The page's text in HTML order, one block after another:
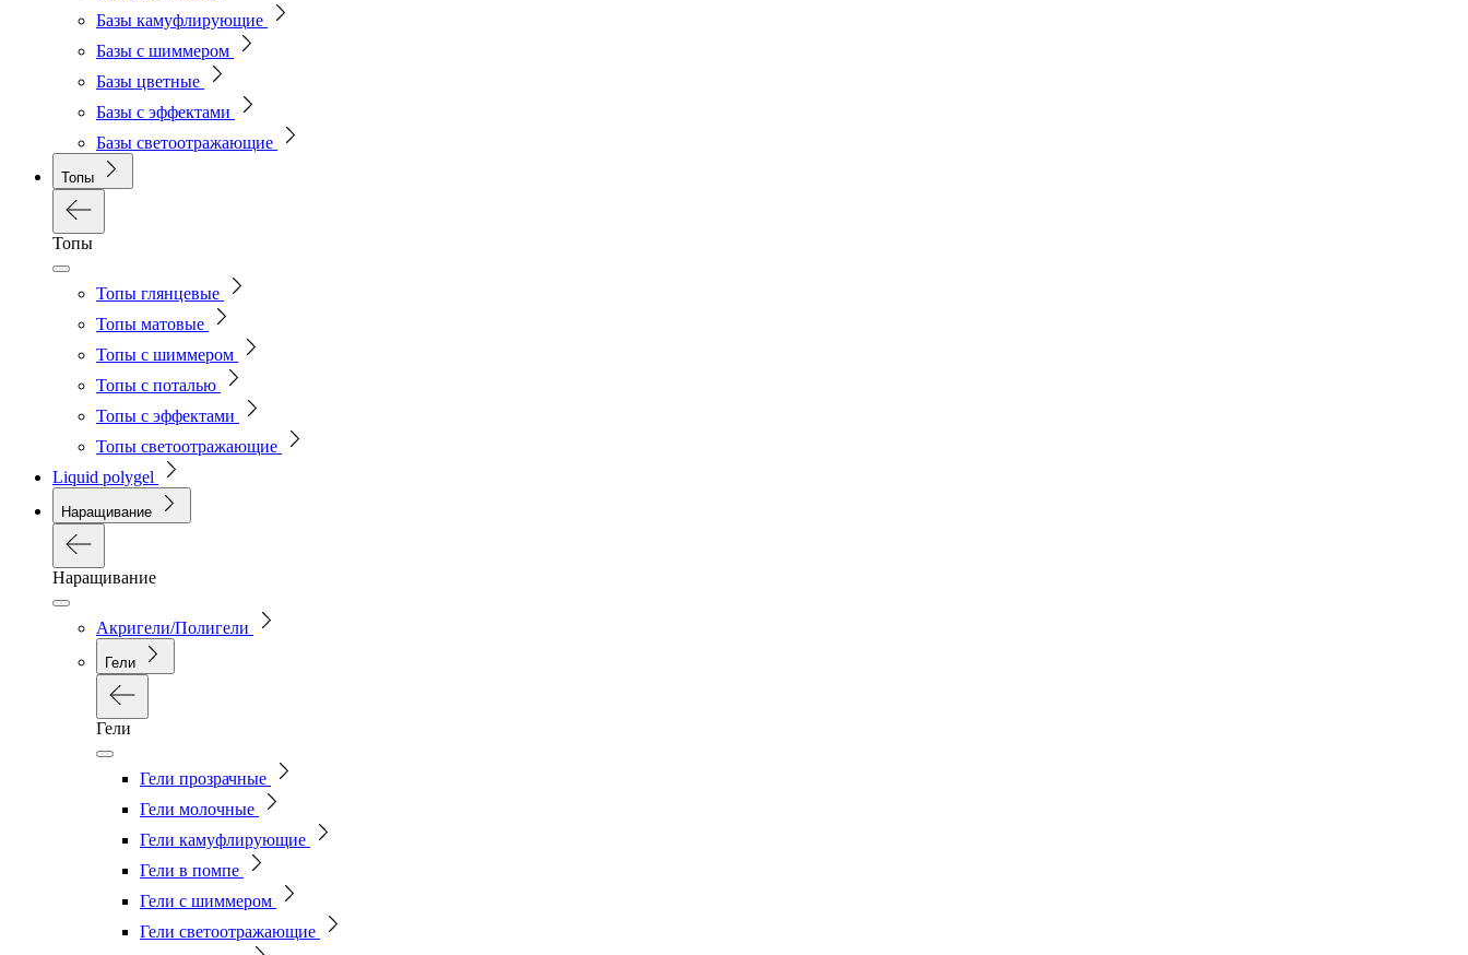
Базы камуфлирующие
Базы с шиммером
Базы цветные
Базы с эффектами
Базы светоотражающие
Топы
Топы
Топы глянцевые
Топы матовые
Топы с шиммером
Топы с поталью
Топы с эффектами
Топы светоотражающие
Liquid polygel
Наращивание
Наращивание
Акригели/Полигели
Гели
Гели
Гели прозрачные
Гели молочные
Гели камуфлирующие
Гели в помпе
Гели с шиммером
Гели светоотражающие